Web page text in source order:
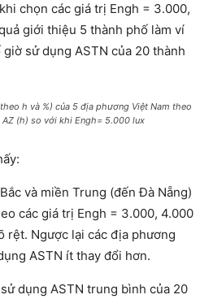
chọn các giá trị Engh = 3.000,
giới thiệu 5 thành phố làm ví
sử dụng ASTN của 20 thành
h và %) của 5 địa phương Việt Nam theo
AZ (h) so với khi Engh= 5.000 lux
và miền Trung (đến Đà Nẵng)
các giá trị Engh = 3.000, 4.000
rệt. Ngược lại các địa phương
ASTN ít thay đổi hơn.
dụng ASTN trung bình của 20